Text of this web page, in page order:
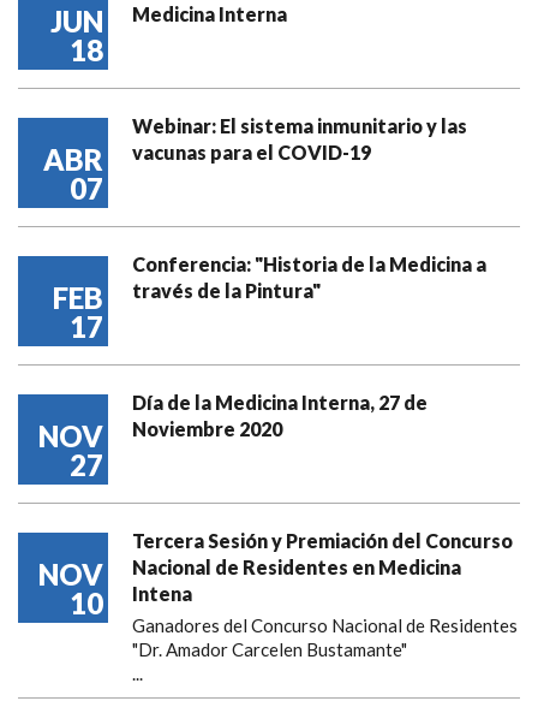
JUN
18
Medicina Interna
ABR
07
Webinar: El sistema inmunitario y las
vacunas para el COVID-19
FEB
17
Conferencia: "Historia de la Medicina a
través de la Pintura"
NOV
27
Día de la Medicina Interna, 27 de
Noviembre 2020
NOV
10
Tercera Sesión y Premiación del Concurso
Nacional de Residentes en Medicina
Intena
Ganadores del Concurso Nacional de Residentes
"Dr. Amador Carcelen Bustamante"
...